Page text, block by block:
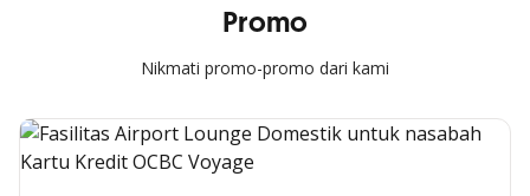
Promo
Nikmati promo-promo dari kami